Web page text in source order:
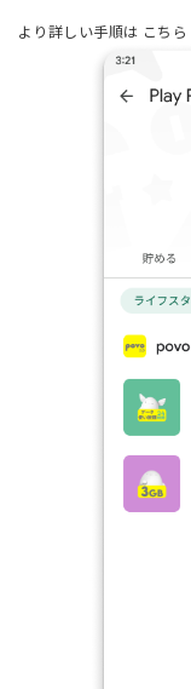
より詳しい手順は こちら